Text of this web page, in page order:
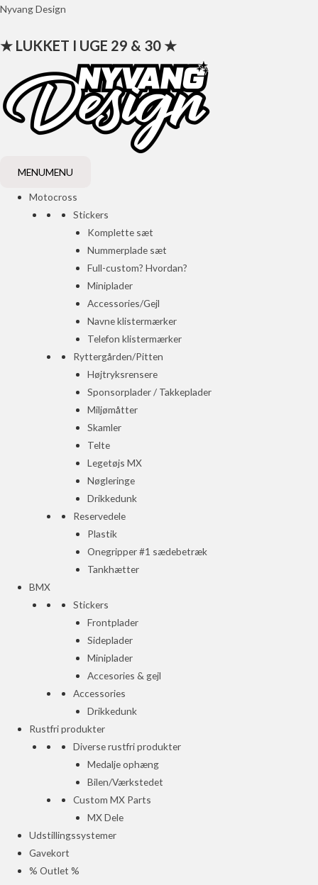
Gå
indholdet
Nyvang Design
★ LUKKET I UGE 29 & 30 ★
MENUMENU
Motocross
Stickers
Komplette sæt
Nummerplade sæt
Full-custom? Hvordan?
Miniplader
Accessories/Gejl
Navne klistermærker
Telefon klistermærker
Ryttergården/Pitten
Højtryksrensere
Sponsorplader / Takkeplader
Miljømåtter
Skamler
Telte
Legetøjs MX
Nøgleringe
Drikkedunk
Reservedele
Plastik
Onegripper #1 sædebetræk
Tankhætter
BMX
Stickers
Frontplader
Sideplader
Miniplader
Accesories & gejl
Accessories
Drikkedunk
Rustfri produkter
Diverse rustfri produkter
Medalje ophæng
Bilen/Værkstedet
Custom MX Parts
MX Dele
Udstillingssystemer
Gavekort
% Outlet %